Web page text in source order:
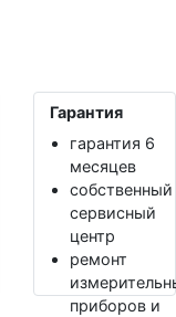
Гарантия
гарантия 6
месяцев
собственный
сервисный
центр
ремонт
приборов и